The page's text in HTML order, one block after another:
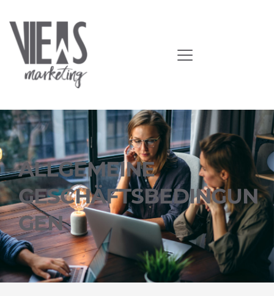
ALLGEMEINE
GESCHÄFTSBEDINGUN
GEN